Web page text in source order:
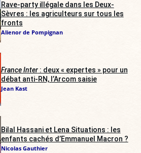
Rave-party illégale dans les Deux-
Sèvres : les agriculteurs sur tous les
fronts
Alienor de Pompignan
France Inter: deux « expertes » pour un
débat anti-RN, l’Arcom saisie
Jean Kast
Bilal Hassani et Lena Situations : les
enfants cachés d’Emmanuel Macron ?
Nicolas Gauthier